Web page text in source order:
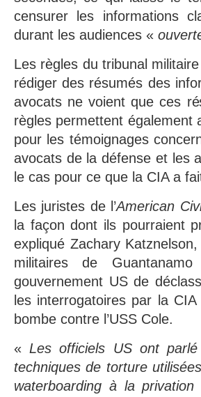
censurer les informations
durant les audiences «
Les règles du tribunal
rédiger des résumés des
avocats ne voient que ces
règles permettent également
pour les témoignages
avocats de la défense et les
le cas pour ce que la CIA a
Les juristes de l’American
la façon dont ils pourraient
expliqué Zachary
militaires de
gouvernement US de
les interrogatoires par la
bombe contre l’USS Cole.
« Les officiels US ont
techniques de torture
waterboarding à la